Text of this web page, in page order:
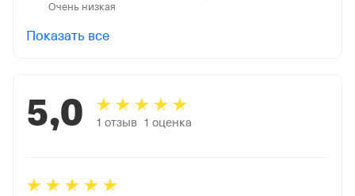
Очень низкая
Показать все
5,0 1 отзыв 1 оценка